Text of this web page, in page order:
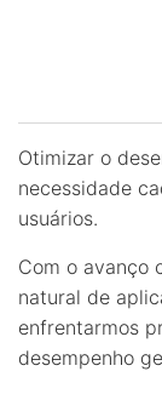
Otimizar o
necessidade
usuários.
Com o avanço
natural de
enfrentarmos
desempenho